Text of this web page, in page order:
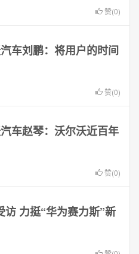
赞(0)
车刘鹏：将用户的时间
赞(0)
车赵琴：沃尔沃近百年
赞(0)
访 力挺“华为赛力斯”新